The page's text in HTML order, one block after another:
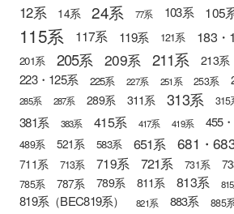
12系 14系 24系 77系 103系 105
115系 117系 119系 121系 183・
201系 205系 209系 211系 213系
223・125系 225系 227系 251系 253系
285系
287系 289系 311系 313系 315
381系 383系 415系 417系 419系 455
489系 521系 583系 651系 681・
711系 713系 719系 721系 731系
785系 787系 789系 811系 813系
819系（BEC819系） 821系 883系 885